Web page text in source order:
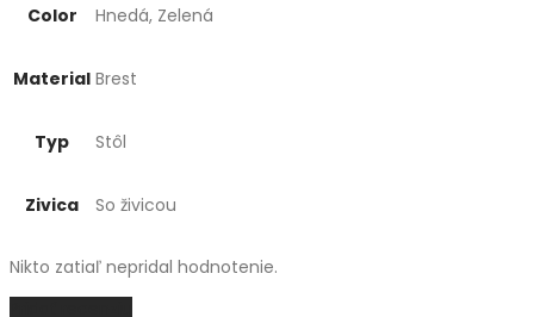
Color Hnedá, Zelená
Material Brest
Typ Stôl
Zivica So živicou
Nikto zatiaľ nepridal hodnotenie.